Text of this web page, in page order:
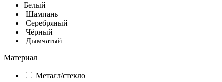
Белый
Шампань
Серебряный
Чёрный
Дымчатый
Материал
Металл/стекло